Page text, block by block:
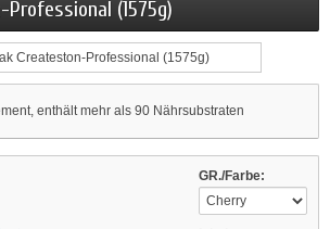
(1575g)
enthält mehr als 90 Nährsubstraten
GR./Farbe: